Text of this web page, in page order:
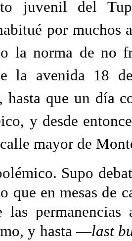
juvenil del
por muchos
la norma de no
la avenida 18
hasta que un día
y desde
mayor de
Supo
que en mesas de
y hasta —last